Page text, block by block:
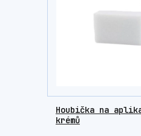
Houbička na
krémů